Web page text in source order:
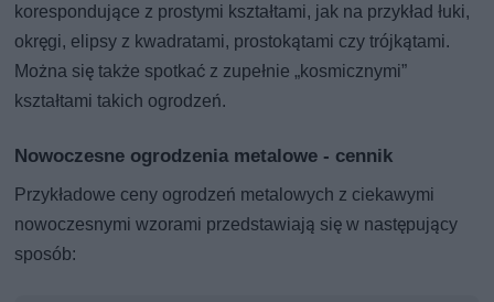
korespondujące z prostymi kształtami, jak na przykład łuki,
okręgi, elipsy z kwadratami, prostokątami czy trójkątami.
Można się także spotkać z zupełnie „kosmicznymi”
kształtami takich ogrodzeń.
Nowoczesne ogrodzenia metalowe - cennik
Przykładowe ceny ogrodzeń metalowych z ciekawymi
nowoczesnymi wzorami przedstawiają się w następujący
sposób: